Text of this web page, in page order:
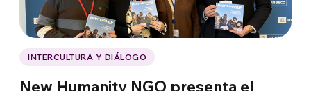
INTERCULTURA Y DIÁLOGO
New Humanity NGO presenta el